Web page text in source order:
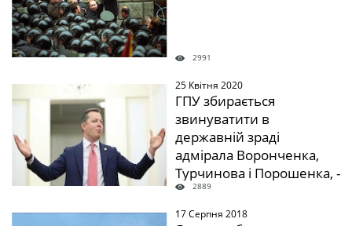
2991
25 Квітня 2020
ГПУ збирається
звинуватити в
державній зраді
адмірала Воронченка,
Турчинова і Порошенка, -
Ляшко
2889
17 Серпня 2018